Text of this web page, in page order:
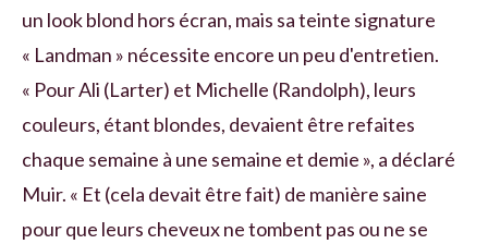
un look blond hors écran, mais sa teinte signature
« Landman » nécessite encore un peu d'entretien.
« Pour Ali (Larter) et Michelle (Randolph), leurs
couleurs, étant blondes, devaient être refaites
chaque semaine à une semaine et demie », a déclaré
Muir. « Et (cela devait être fait) de manière saine
pour que leurs cheveux ne tombent pas ou ne se